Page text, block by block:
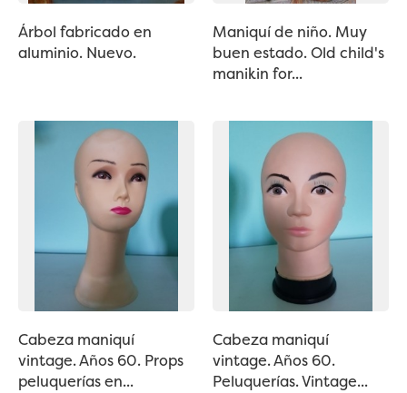
Árbol fabricado en
aluminio. Nuevo.
Maniquí de niño. Muy
buen estado. Old child's
manikin for...
Cabeza maniquí
vintage. Años 60. Props
peluquerías en...
Cabeza maniquí
vintage. Años 60.
Peluquerías. Vintage...